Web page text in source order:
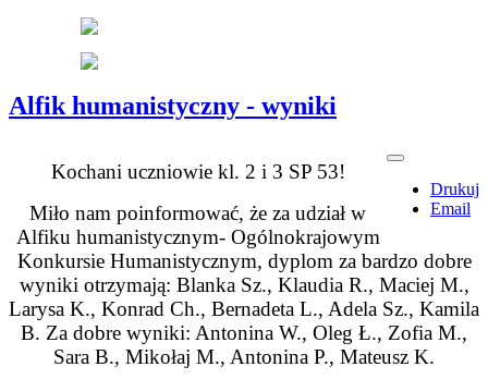
Alfik humanistyczny - wyniki
Drukuj
Email
Kochani uczniowie kl. 2 i 3 SP 53!
Miło nam poinformować, że za udział w
Alfiku humanistycznym- Ogólnokrajowym
Konkursie Humanistycznym, dyplom za bardzo dobre
wyniki otrzymają: Blanka Sz., Klaudia R., Maciej M.,
Larysa K., Konrad Ch., Bernadeta L., Adela Sz., Kamila
B. Za dobre wyniki: Antonina W., Oleg Ł., Zofia M.,
Sara B., Mikołaj M., Antonina P., Mateusz K.